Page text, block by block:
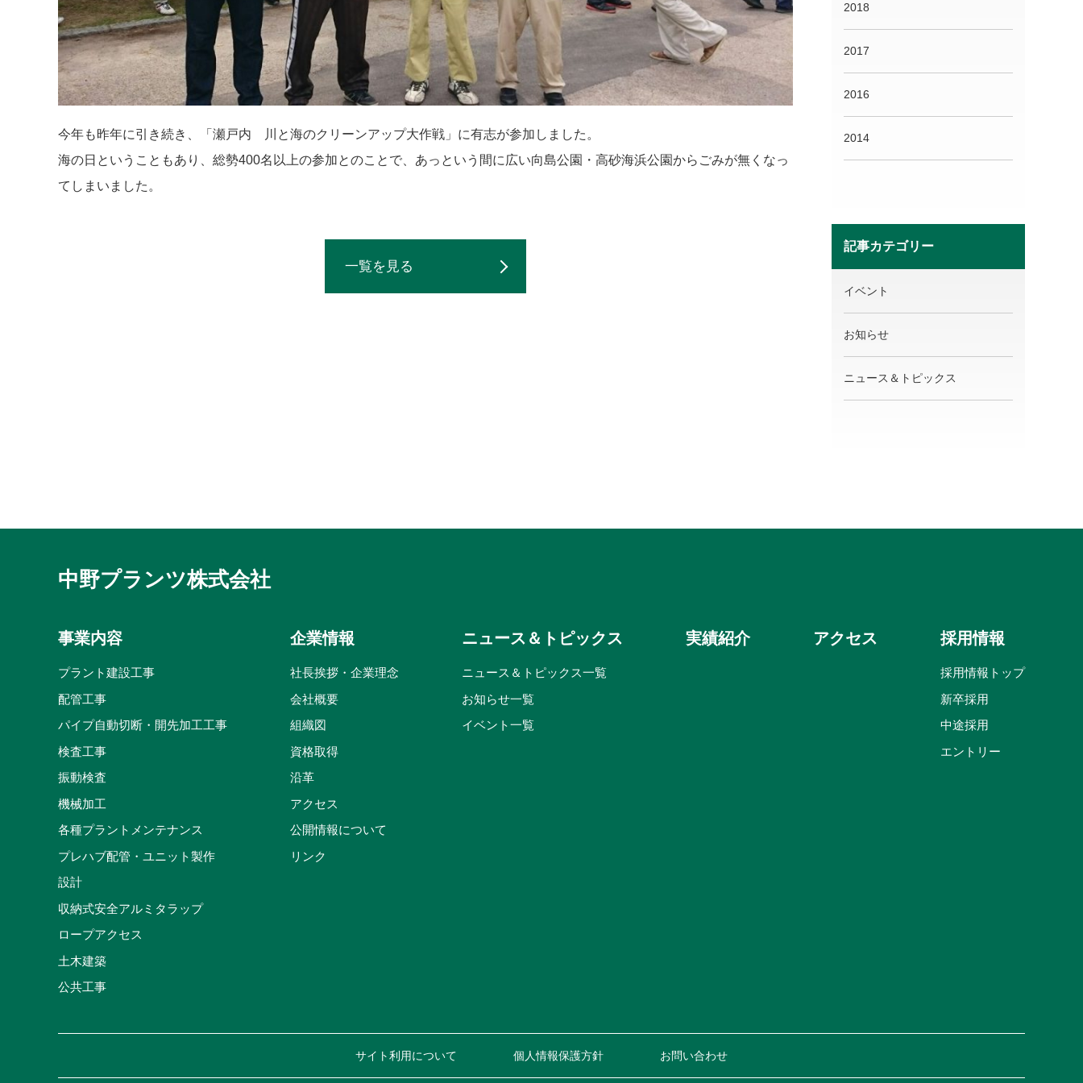
今年も昨年に引き続き、「瀬戸内 川と海のクリーンアップ大作戦」に有志が参加しました。
海の日ということもあり、総勢400名以上の参加とのことで、あっという間に広い向島公園・高砂海浜公園からごみが無くなっ
てしまいました。
一覧を見る
2018
2017
2016
2014
記事カテゴリー
イベント
お知らせ
ニュース＆トピックス
中野プランツ株式会社
事業内容
プラント建設工事
配管工事
パイプ自動切断・開先加工工事
検査工事
振動検査
機械加工
各種プラントメンテナンス
プレハブ配管・ユニット製作
設計
収納式安全アルミタラップ
ロープアクセス
土木建築
公共工事
企業情報
社長挨拶・企業理念
会社概要
組織図
資格取得
沿革
アクセス
公開情報について
リンク
ニュース＆トピックス
ニュース＆トピックス一覧
お知らせ一覧
イベント一覧
実績紹介 アクセス 採用情報
採用情報トップ
新卒採用
中途採用
エントリー
サイト利用について 個人情報保護方針 お問い合わせ